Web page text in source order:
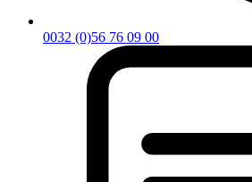
0032 (0)56 76 09 00